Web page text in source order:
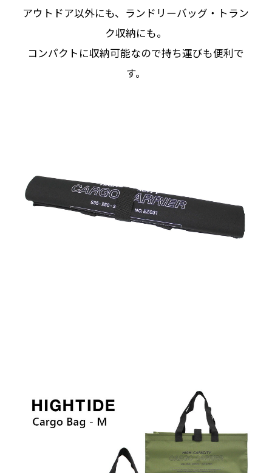
アウトドア以外にも、ランドリーバッグ・トラン
ク収納にも。
コンパクトに収納可能なので持ち運びも便利で
す。